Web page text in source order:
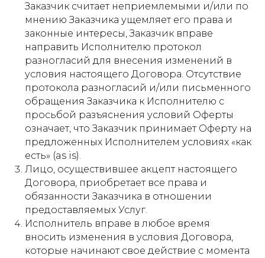
Заказчик считает неприемлемыми и/или по
мнению Заказчика ущемляет его права и
законные интересы, Заказчик вправе
направить Исполнителю протокол
разногласий для внесения изменений в
условия настоящего Договора. Отсутствие
протокола разногласий и/или письменного
обращения Заказчика к Исполнителю с
просьбой разъяснения условий Оферты
означает, что Заказчик принимает Оферту на
предложенных Исполнителем условиях «как
есть» (as is).
Лицо, осуществившее акцепт настоящего
Договора, приобретает все права и
обязанности Заказчика в отношении
предоставляемых Услуг.
Исполнитель вправе в любое время
вносить изменения в условия Договора,
которые начинают свое действие с момента